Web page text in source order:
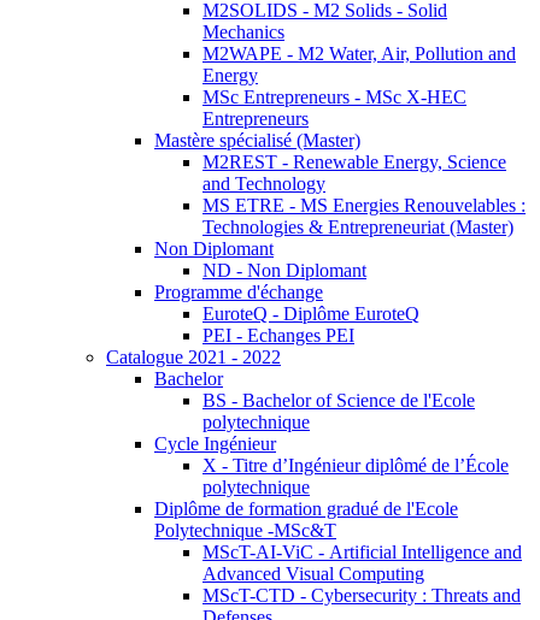
M2SOLIDS - M2 Solids - Solid
Mechanics
M2WAPE - M2 Water, Air, Pollution and
Energy
MSc Entrepreneurs - MSc X-HEC
Entrepreneurs
Mastère spécialisé (Master)
M2REST - Renewable Energy, Science
and Technology
MS ETRE - MS Energies Renouvelables :
Technologies & Entrepreneuriat (Master)
Non Diplomant
ND - Non Diplomant
Programme d'échange
EuroteQ - Diplôme EuroteQ
PEI - Echanges PEI
Catalogue 2021 - 2022
Bachelor
BS - Bachelor of Science de l'Ecole
polytechnique
Cycle Ingénieur
X - Titre d’Ingénieur diplômé de l’École
polytechnique
Diplôme de formation gradué de l'Ecole
Polytechnique -MSc&T
MScT-AI-ViC - Artificial Intelligence and
Advanced Visual Computing
MScT-CTD - Cybersecurity : Threats and